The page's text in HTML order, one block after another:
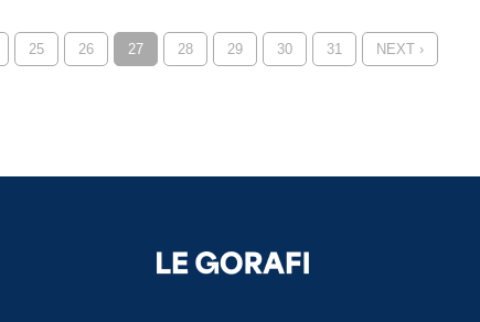
25 26 27 28 29 30 31 NEXT ›